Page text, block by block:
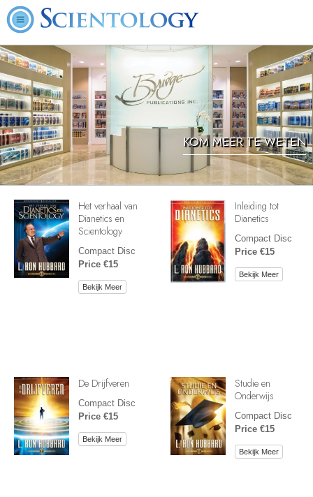
KOM MEER TE WETEN
Het verhaal van
Dianetics en
Scientology
Compact Disc
Price €15
Bekijk Meer
Inleiding tot
Dianetics
Compact Disc
Price €15
Bekijk Meer
De Drijfveren
Compact Disc
Price €15
Bekijk Meer
Studie en
Onderwijs
Compact Disc
Price €15
Bekijk Meer